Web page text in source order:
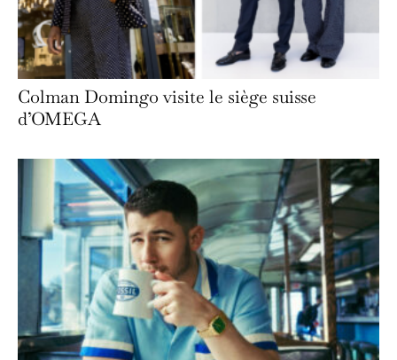
Colman Domingo visite le siège suisse
d’OMEGA